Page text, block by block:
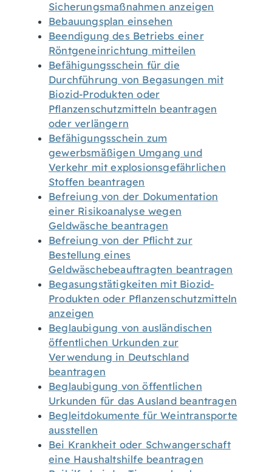
Sicherungsmaßnahmen anzeigen
Bebauungsplan einsehen
Beendigung des Betriebs einer
Röntgeneinrichtung mitteilen
Befähigungsschein für die
Durchführung von Begasungen mit
Biozid-Produkten oder
Pflanzenschutzmitteln beantragen
oder verlängern
Befähigungsschein zum
gewerbsmäßigen Umgang und
Verkehr mit explosionsgefährlichen
Stoffen beantragen
Befreiung von der Dokumentation
einer Risikoanalyse wegen
Geldwäsche beantragen
Befreiung von der Pflicht zur
Bestellung eines
Geldwäschebeauftragten beantragen
Begasungstätigkeiten mit Biozid-
Produkten oder Pflanzenschutzmitteln
anzeigen
Beglaubigung von ausländischen
öffentlichen Urkunden zur
Verwendung in Deutschland
beantragen
Beglaubigung von öffentlichen
Urkunden für das Ausland beantragen
Begleitdokumente für Weintransporte
ausstellen
Bei Krankheit oder Schwangerschaft
eine Haushaltshilfe beantragen